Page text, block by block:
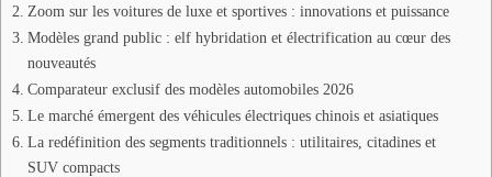
Zoom sur les voitures de luxe et sportives : innovations et puissance
Modèles grand public : elf hybridation et électrification au cœur des
nouveautés
Comparateur exclusif des modèles automobiles 2026
Le marché émergent des véhicules électriques chinois et asiatiques
La redéfinition des segments traditionnels : utilitaires, citadines et
SUV compacts